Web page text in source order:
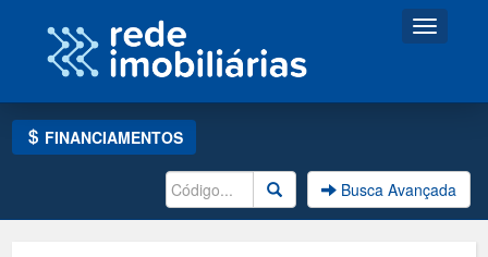
Toggle
FINANCIAMENTOS
Busca Avançada